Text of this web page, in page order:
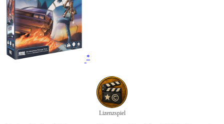
*
Lizenzspiel